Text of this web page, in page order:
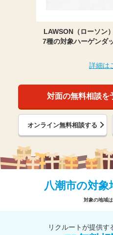
LAWSON（ローソン
7種の対象ハーゲンダ
詳細は
対面の無料相談を
オンライン無料相談する
八潮市の対
対象の地域
リクルートが提供す